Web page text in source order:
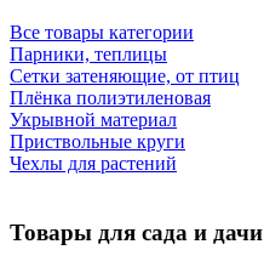
Все товары категории
Парники, теплицы
Сетки затеняющие, от птиц
Плёнка полиэтиленовая
Укрывной материал
Приствольные круги
Чехлы для растений
Товары для сада и дачи